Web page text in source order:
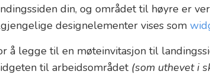
din, og området til høyre er
designelementer vises som
å legge til en møteinvitasjon til
til arbeidsområdet (som uthevet i